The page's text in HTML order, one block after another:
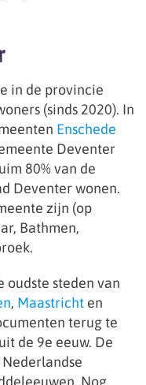
in de provincie
(sinds 2020). In
Enschede
Deventer
80% van de
Deventer wonen.
zijn (op
Bathmen,
oudste steden van
, Maastricht en
terug te
de 9e eeuw. De
Nog